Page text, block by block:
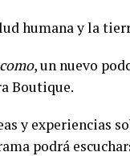
humana y la
, un nuevo
Boutique.
y experiencias
podrá